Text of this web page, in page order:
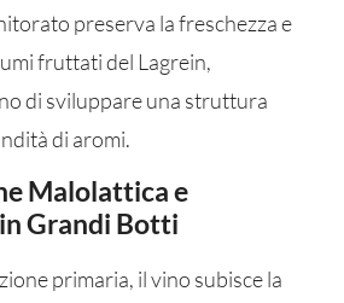
preserva la freschezza e
fruttati del Lagrein,
di sviluppare una struttura
di aromi.
Malolattica e
Grandi Botti
primaria, il vino subisce la